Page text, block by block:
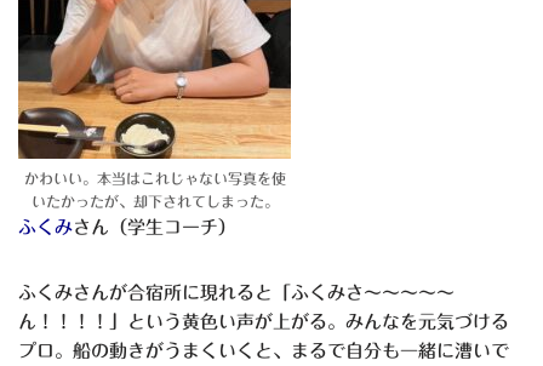
かわいい。本当はこれじゃない写真を使
いたかったが、却下されてしまった。
ふくみさん（学生コーチ）
ふくみさんが合宿所に現れると「ふくみさ～～～～～
ん！！！！」という黄色い声が上がる。みんなを元気づける
プロ。船の動きがうまくいくと、まるで自分も一緒に漕いで